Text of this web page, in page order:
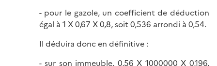
- pour le gazole, un coefficient de déduction
égal à 1 X 0,67 X 0,8, soit 0,536 arrondi à 0,54.
Il déduira donc en définitive :
- sur son immeuble, 0,56 X 1000000 X 0,196,